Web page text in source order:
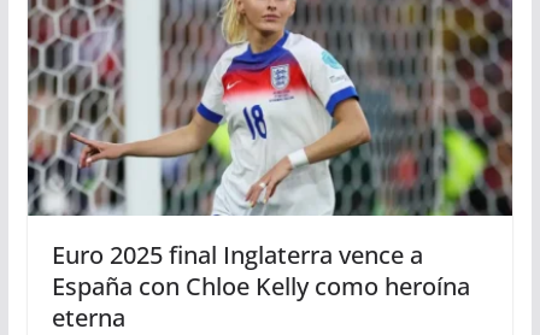
Euro 2025 final Inglaterra vence a
España con Chloe Kelly como heroína
eterna